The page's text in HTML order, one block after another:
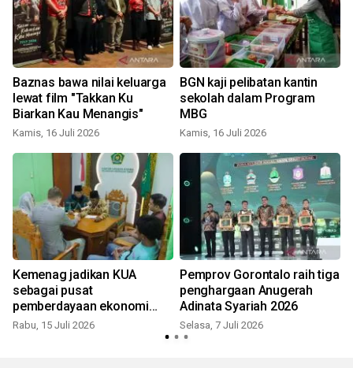
Baznas bawa nilai keluarga
lewat film "Takkan Ku
Biarkan Kau Menangis"
Kamis, 16 Juli 2026
BGN kaji pelibatan kantin
sekolah dalam Program
MBG
Kamis, 16 Juli 2026
Kemenag jadikan KUA
sebagai pusat
pemberdayaan ekonomi
umat
Rabu, 15 Juli 2026
Pemprov Gorontalo raih tiga
penghargaan Anugerah
Adinata Syariah 2026
Selasa, 7 Juli 2026